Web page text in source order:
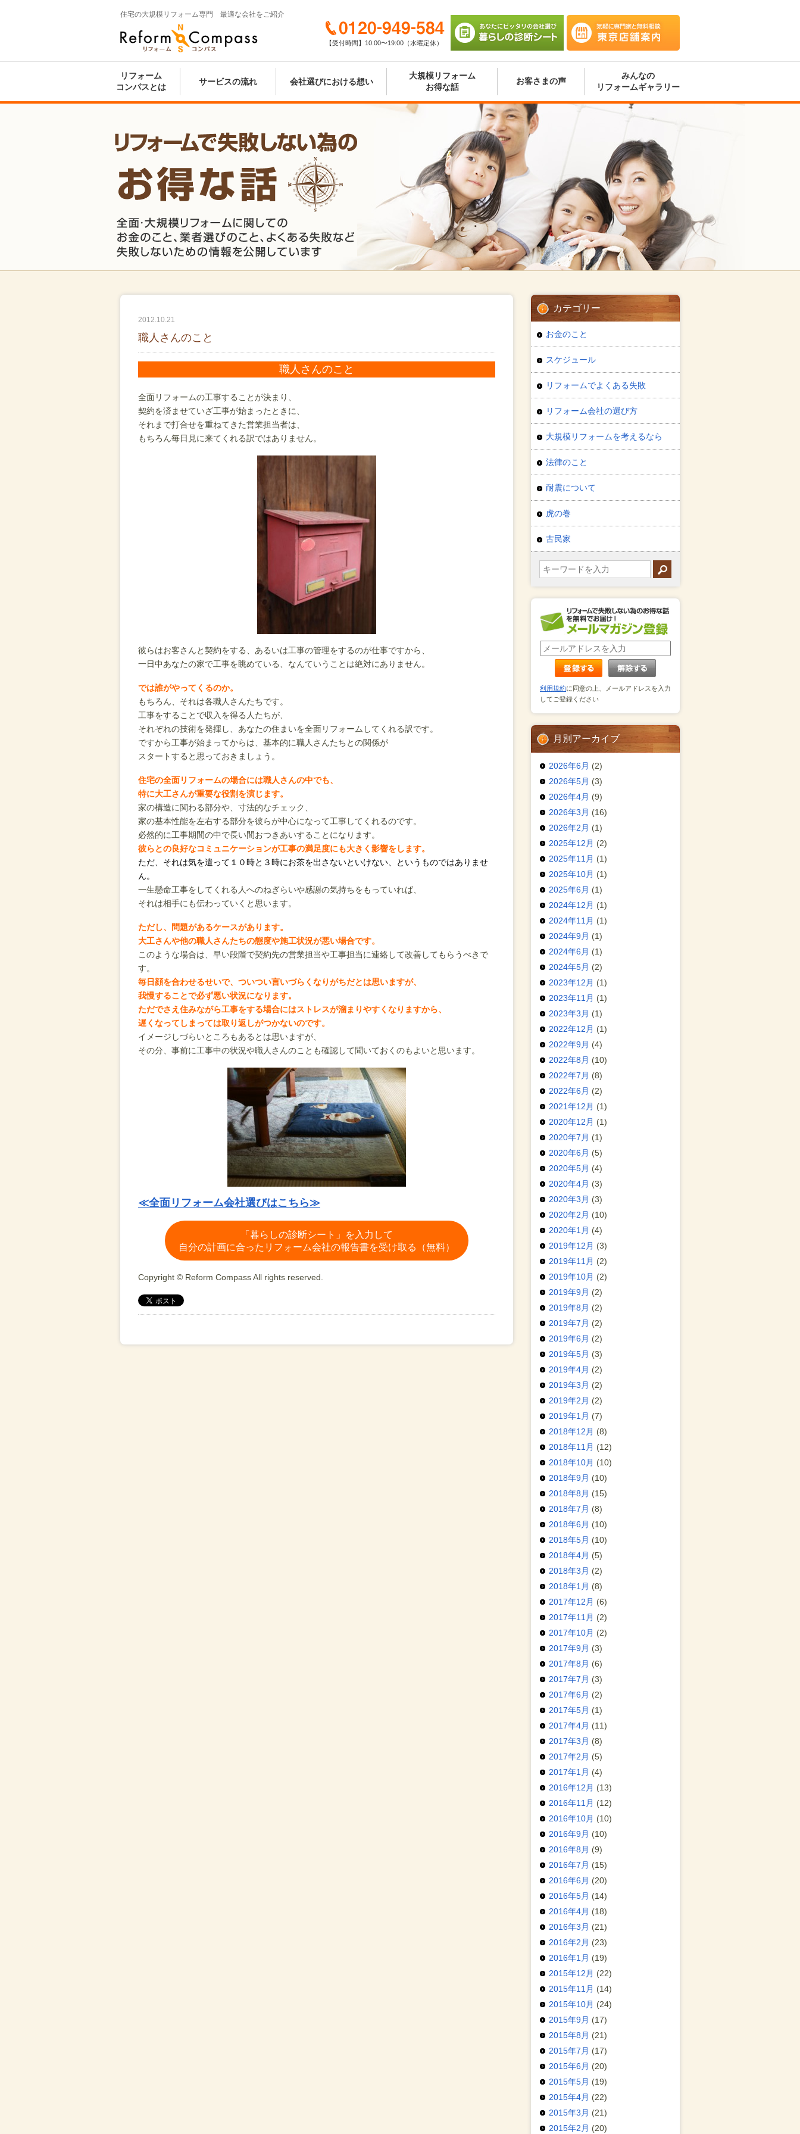
住宅の大規模リフォーム専門 最適な会社をご紹介
ス
店舗案内
び 暮らしの診断シート
0120-949-584
【受付時間】10:00〜19:00（水曜定休）
リフォーム
コンパスとは
サービスの流れ 会社選びにおける想い
大規模リフォーム
お得な話
お客さまの声
みんなの
リフォームギャラリー
2012.10.21
職人さんのこと
職人さんのこと
全面リフォームの工事することが決まり、
契約を済ませていざ工事が始まったときに、
それまで打合せを重ねてきた営業担当者は、
もちろん毎日見に来てくれる訳ではありません。
彼らはお客さんと契約をする、あるいは工事の管理をするのが仕事ですから、
一日中あなたの家で工事を眺めている、なんていうことは絶対にありません。
では誰がやってくるのか。
もちろん、それは各職人さんたちです。
工事をすることで収入を得る人たちが、
それぞれの技術を発揮し、あなたの住まいを全面リフォームしてくれる訳です。
ですから工事が始まってからは、基本的に職人さんたちとの関係が
スタートすると思っておきましょう。
住宅の全面リフォームの場合には職人さんの中でも、
特に大工さんが重要な役割を演じます。
家の構造に関わる部分や、寸法的なチェック、
家の基本性能を左右する部分を彼らが中心になって工事してくれるのです。
必然的に工事期間の中で長い間おつきあいすることになります。
彼らとの良好なコミュニケーションが工事の満足度にも大きく影響をします。
ただ、それは気を遣って１０時と３時にお茶を出さないといけない、というものではありませ
ん。
一生懸命工事をしてくれる人へのねぎらいや感謝の気持ちをもっていれば、
それは相手にも伝わっていくと思います。
ただし、問題があるケースがあります。
大工さんや他の職人さんたちの態度や施工状況が悪い場合です。
このような場合は、早い段階で契約先の営業担当や工事担当に連絡して改善してもらうべきで
す。
毎日顔を合わせるせいで、ついつい言いづらくなりがちだとは思いますが、
我慢することで必ず悪い状況になります。
ただでさえ住みながら工事をする場合にはストレスが溜まりやすくなりますから、
遅くなってしまっては取り返しがつかないのです。
イメージしづらいところもあるとは思いますが、
その分、事前に工事中の状況や職人さんのことも確認して聞いておくのもよいと思います。
≪全面リフォーム会社選びはこちら≫
「暮らしの診断シート」を入力して
自分の計画に合ったリフォーム会社の報告書を受け取る（無料）
Copyright © Reform Compass All rights reserved.
カテゴリー
お金のこと
スケジュール
リフォームでよくある失敗
リフォーム会社の選び方
大規模リフォームを考えるなら
法律のこと
耐震について
虎の巻
古民家
利用規約に同意の上、メールアドレスを入力
してご登録ください
月別アーカイブ
2026年6月 (2)
2026年5月 (3)
2026年4月 (9)
2026年3月 (16)
2026年2月 (1)
2025年12月 (2)
2025年11月 (1)
2025年10月 (1)
2025年6月 (1)
2024年12月 (1)
2024年11月 (1)
2024年9月 (1)
2024年6月 (1)
2024年5月 (2)
2023年12月 (1)
2023年11月 (1)
2023年3月 (1)
2022年12月 (1)
2022年9月 (4)
2022年8月 (10)
2022年7月 (8)
2022年6月 (2)
2021年12月 (1)
2020年12月 (1)
2020年7月 (1)
2020年6月 (5)
2020年5月 (4)
2020年4月 (3)
2020年3月 (3)
2020年2月 (10)
2020年1月 (4)
2019年12月 (3)
2019年11月 (2)
2019年10月 (2)
2019年9月 (2)
2019年8月 (2)
2019年7月 (2)
2019年6月 (2)
2019年5月 (3)
2019年4月 (2)
2019年3月 (2)
2019年2月 (2)
2019年1月 (7)
2018年12月 (8)
2018年11月 (12)
2018年10月 (10)
2018年9月 (10)
2018年8月 (15)
2018年7月 (8)
2018年6月 (10)
2018年5月 (10)
2018年4月 (5)
2018年3月 (2)
2018年1月 (8)
2017年12月 (6)
2017年11月 (2)
2017年10月 (2)
2017年9月 (3)
2017年8月 (6)
2017年7月 (3)
2017年6月 (2)
2017年5月 (1)
2017年4月 (11)
2017年3月 (8)
2017年2月 (5)
2017年1月 (4)
2016年12月 (13)
2016年11月 (12)
2016年10月 (10)
2016年9月 (10)
2016年8月 (9)
2016年7月 (15)
2016年6月 (20)
2016年5月 (14)
2016年4月 (18)
2016年3月 (21)
2016年2月 (23)
2016年1月 (19)
2015年12月 (22)
2015年11月 (14)
2015年10月 (24)
2015年9月 (17)
2015年8月 (21)
2015年7月 (17)
2015年6月 (20)
2015年5月 (19)
2015年4月 (22)
2015年3月 (21)
2015年2月 (20)